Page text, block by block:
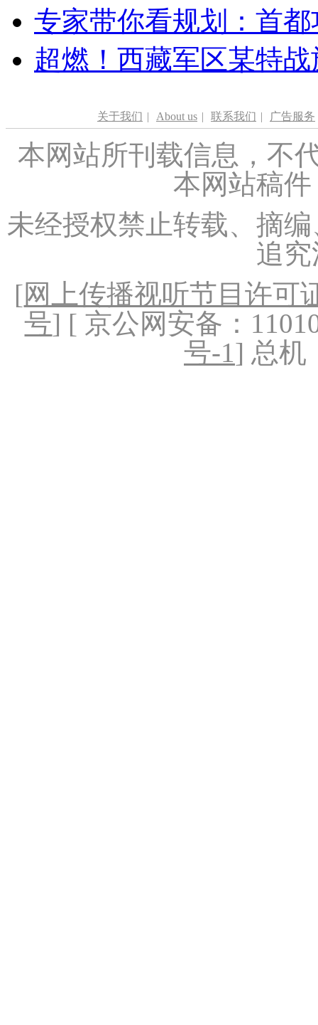
专家带你看规划：首
超燃！西藏军区某特
关于我们 | About us | 联系我们 | 广告服务
本网站所刊载信息，不
本网站稿
未经授权禁止转载、摘
追
[网上传播视听节目许可
号] [ 京公网安备：
号-1] 总机